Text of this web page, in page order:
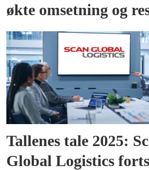
økte omsetning og
Tallenes tale 2025:
Global Logistics